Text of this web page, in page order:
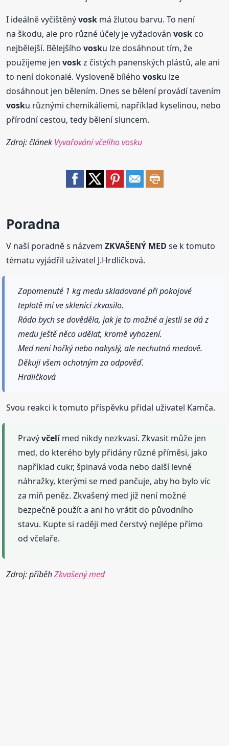
I ideálně vyčištěnývosk má žlutou barvu. To není
na škodu, ale pro různé účely je vyžadovánvosk co
nejbělejší. Bělejšíhovosku lze dosáhnout tím, že
použijeme jenvoskz čistých panenských plástů, ale ani
to není dokonalé. Vysloveně bíléhovosku lze
dosáhnout jen bělením. Dnes se bělení provádí tavením
vosku různými chemikáliemi, například kyselinou, nebo
přírodní cestou, tedy bělení sluncem.
Zdroj: článek Vyvařování včelího vosku
Poradna
V naší poradně s názvemZKVAŠENÝ MED se k tomuto
tématu vyjádřil uživatel J.Hrdličková.
Zapomenuté 1 kg medu skladované při pokojové
teplotě mi ve sklenici zkvasilo.
Ráda bych se dověděla, jak je to možné a jestli se dá z
medu ještě něco udělat, kromě vyhození.
Med není hořký nebo nakyslý, ale nechutná medově.
Děkuji všem ochotným za odpověď.
Hrdličková
Svou reakci k tomuto příspěvku přidal uživatel Kamča.
Pravývčelímed nikdy nezkvasí. Zkvasit může jen
med, do kterého byly přidány různé příměsi, jako
například cukr, špinavá voda nebo další levné
náhražky, kterými se med pančuje, aby ho bylo víc
za míň peněz. Zkvašený med již není možné
bezpečně použít a ani ho vrátit do původního
stavu. Kupte si raději med čerstvý nejlépe přímo
od včelaře.
Zdroj: příběhZkvašený med